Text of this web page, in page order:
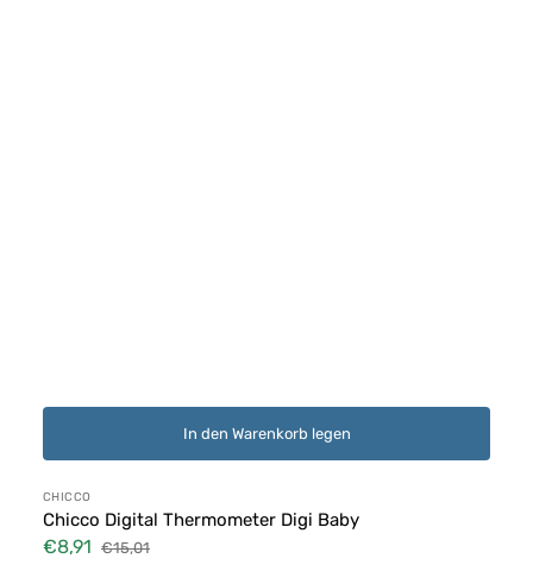
In den Warenkorb legen
Anbieter:
CHICCO
Chicco Digital Thermometer Digi Baby
Verkaufspreis
€8,91
Normaler
€15,01